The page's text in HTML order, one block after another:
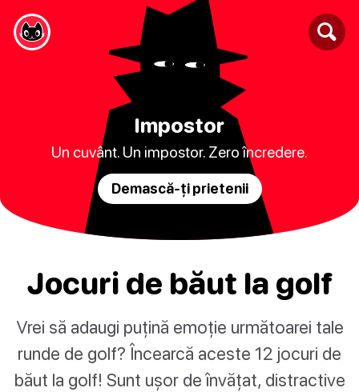
Impostor
Un cuvânt. Un impostor. Zero încredere.
Demască-ți prietenii
Jocuri de băut la golf
Vrei să adaugi puțină emoție următoarei tale
runde de golf? Încearcă aceste 12 jocuri de
băut la golf! Sunt ușor de învățat, distractive